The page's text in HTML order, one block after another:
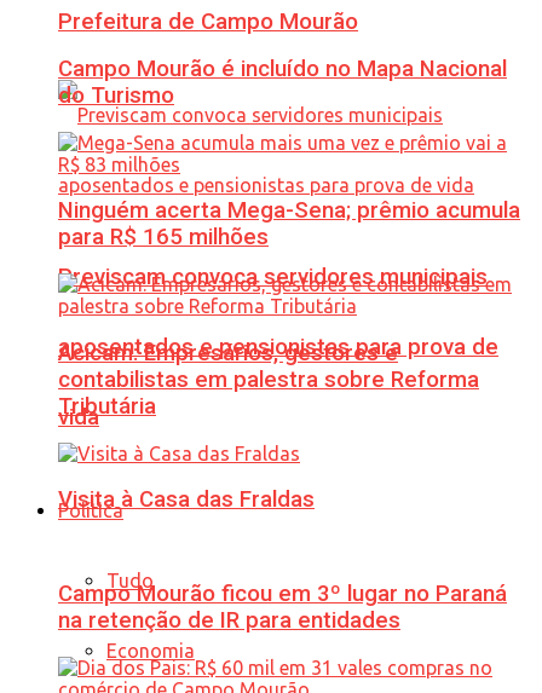
Prefeitura de Campo Mourão
Previscam convoca servidores municipais
aposentados e pensionistas para prova de
vida
Política
Tudo
Economia
Campo Mourão é incluído no Mapa Nacional
do Turismo
Ninguém acerta Mega-Sena; prêmio acumula
para R$ 165 milhões
Acicam: Empresários, gestores e
contabilistas em palestra sobre Reforma
Tributária
Visita à Casa das Fraldas
Campo Mourão ficou em 3º lugar no Paraná
na retenção de IR para entidades